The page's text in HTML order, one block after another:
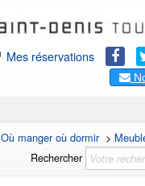
Mes réservations
Où manger où dormir>
Rechercher